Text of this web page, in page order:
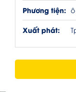
Phương tiện:
Xuất phát: